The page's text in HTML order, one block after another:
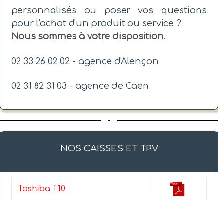
personnalisés ou poser vos questions
pour l'achat d'un produit ou service ?
Nous sommes à votre disposition.
02 33 26 02 02 - agence d'Alençon
02 31 82 31 03 - agence de Caen
-
NOS CAISSES ET TPV
Toshiba T10